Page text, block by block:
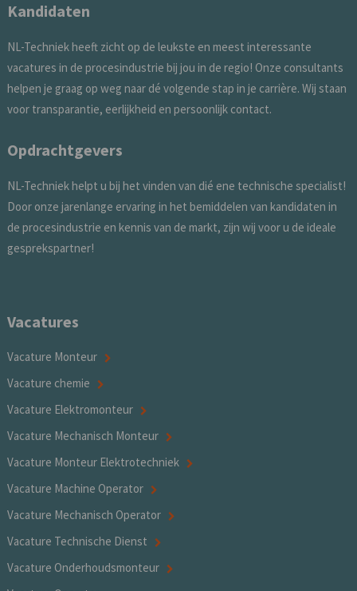
Kandidaten
NL-Techniek heeft zicht op de leukste en meest interessante
vacatures in de procesindustrie bij jou in de regio! Onze consultants
helpen je graag op weg naar dé volgende stap in je carrière. Wij staan
voor transparantie, eerlijkheid en persoonlijk contact.
Opdrachtgevers
NL-Techniek helpt u bij het vinden van dié ene technische specialist!
Door onze jarenlange ervaring in het bemiddelen van kandidaten in
de procesindustrie en kennis van de markt, zijn wij voor u de ideale
gesprekspartner!
Vacatures
Vacature Monteur
Vacature chemie
Vacature Elektromonteur
Vacature Mechanisch Monteur
Vacature Monteur Elektrotechniek
Vacature Machine Operator
Vacature Mechanisch Operator
Vacature Technische Dienst
Vacature Onderhoudsmonteur